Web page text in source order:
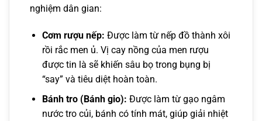
nghiệm dân gian:
Cơm rượu nếp: Được làm từ nếp đồ thành xôi
rồi rắc men ủ. Vị cay nồng của men rượu
được tin là sẽ khiến sâu bọ trong bụng bị
“say” và tiêu diệt hoàn toàn.
Bánh tro (Bánh gio): Được làm từ gạo ngâm
nước tro củi, bánh có tính mát, giúp giải nhiệt